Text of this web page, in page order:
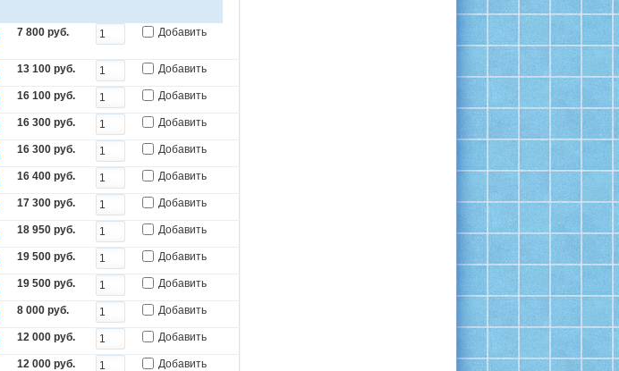
7 800 руб. Добавить
13 100 руб. Добавить
16 100 руб. Добавить
16 300 руб. Добавить
16 300 руб. Добавить
16 400 руб. Добавить
17 300 руб. Добавить
18 950 руб. Добавить
19 500 руб. Добавить
19 500 руб. Добавить
8 000 руб. Добавить
12 000 руб. Добавить
12 000 руб. Добавить